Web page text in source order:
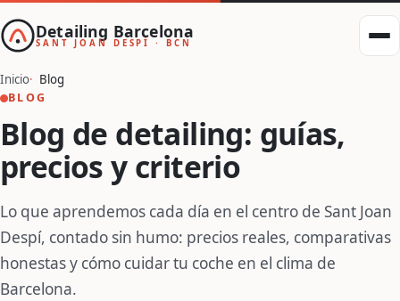
Detailing Barcelona
SANT JOAN DESPÍ · BCN
Inicio Blog
BLOG
Blog de detailing: guías,
precios y criterio
Lo que aprendemos cada día en el centro de Sant Joan
Despí, contado sin humo: precios reales, comparativas
honestas y cómo cuidar tu coche en el clima de
Barcelona.